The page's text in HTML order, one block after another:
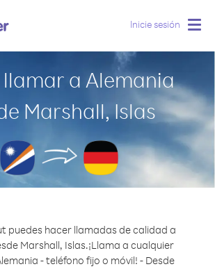
Inicie sesión
llamar a Alemania
Marshall, Islas
puedes hacer llamadas de calidad a
Marshall, Islas.¡Llama a cualquier
- teléfono fijo o móvil! - Desde